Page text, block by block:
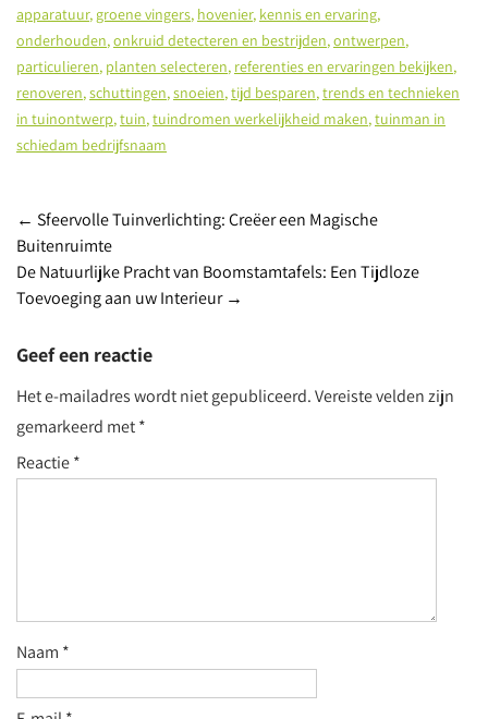
apparatuur, groene vingers, hovenier, kennis en ervaring,
onderhouden,onkruid detecteren en bestrijden,ontwerpen,
particulieren, planten selecteren, referenties en ervaringen bekijken,
renoveren,schuttingen,snoeien,tijd besparen,trends en technieken
in tuinontwerp,tuin,tuindromen werkelijkheid maken,tuinman in
schiedam bedrijfsnaam
Berichtnavigatie
← Sfeervolle Tuinverlichting: Creëer een Magische
Buitenruimte
De Natuurlijke Pracht van Boomstamtafels: Een Tijdloze
Toevoeging aan uw Interieur →
Geef een reactie
Het e-mailadres wordt niet gepubliceerd.Vereiste velden zijn
gemarkeerd met*
Reactie*
Naam *